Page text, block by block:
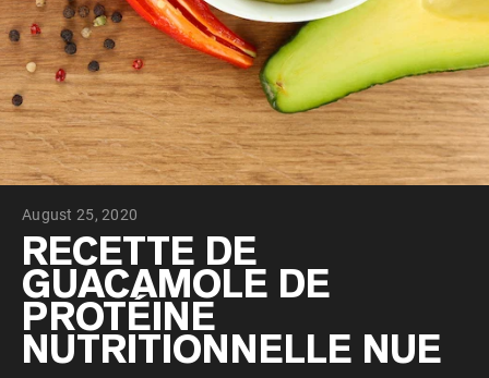
Protéine de pois
Protéine de Whey en Poudre
Peptides de collagène
Whey au chocolat issu de vaches
nourries à l'herbe
Whey de lait de vache nourrie à l'herbe à
la vanille
Whey de vache nourrie à l'herbe
Shop All Protéines En Poudre
PROTÉINES VÉGANES
Protéine de pois
August 25, 2020
RECETTE DE
GUACAMOLE DE
PROTÉINE
NUTRITIONNELLE NUE